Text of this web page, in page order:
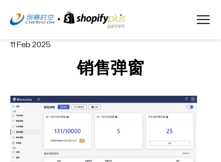
11 Feb 2025
销售弹窗